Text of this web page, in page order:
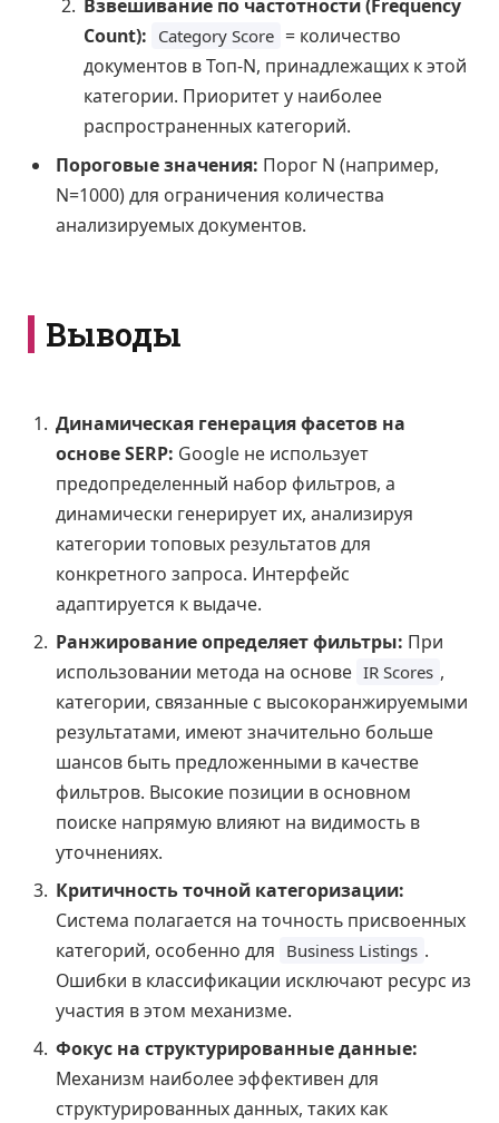
Взвешивание по частотности (Frequency
Count): Category Score = количество
документов в Топ-N, принадлежащих к этой
категории. Приоритет у наиболее
распространенных категорий.
Пороговые значения: Порог N (например,
N=1000) для ограничения количества
анализируемых документов.
Выводы
Динамическая генерация фасетов на
основе SERP: Google не использует
предопределенный набор фильтров, а
динамически генерирует их, анализируя
категории топовых результатов для
конкретного запроса. Интерфейс
адаптируется к выдаче.
Ранжирование определяет фильтры: При
использовании метода на основе IR Scores ,
категории, связанные с высокоранжируемыми
результатами, имеют значительно больше
шансов быть предложенными в качестве
фильтров. Высокие позиции в основном
поиске напрямую влияют на видимость в
уточнениях.
Критичность точной категоризации:
Система полагается на точность присвоенных
категорий, особенно для Business Listings .
Ошибки в классификации исключают ресурс из
участия в этом механизме.
Фокус на структурированные данные:
Механизм наиболее эффективен для
структурированных данных, таких как